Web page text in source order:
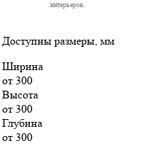
интерьеров.
Доступны размеры, мм
Ширина
от 300
Высота
от 300
Глубина
от 300